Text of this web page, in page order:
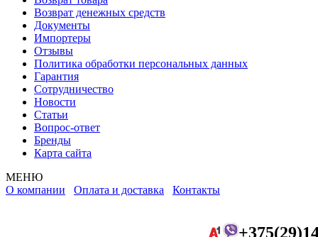
Возврат денежных средств
Документы
Импортеры
Отзывы
Политика обработки персональных данных
Гарантия
Сотрудничество
Новости
Статьи
Вопрос-ответ
Бренды
Карта сайта
МЕНЮ
О компании Оплата и доставка Контакты